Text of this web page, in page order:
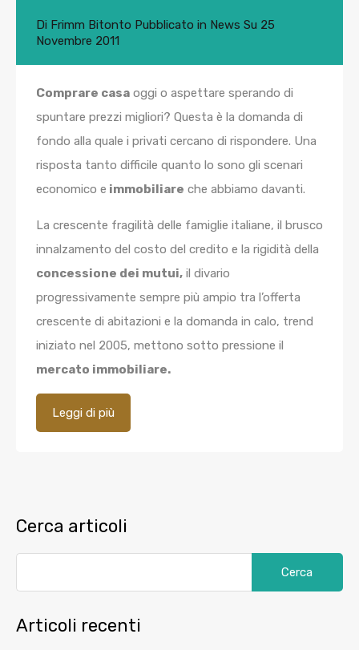
Di Frimm Bitonto Pubblicato in News Su 25
Novembre 2011
Comprare casa oggi o aspettare sperando di
spuntare prezzi migliori? Questa è la domanda di
fondo alla quale i privati cercano di rispondere. Una
risposta tanto difficile quanto lo sono gli scenari
economico e immobiliare che abbiamo davanti.
La crescente fragilità delle famiglie italiane, il brusco
innalzamento del costo del credito e la rigidità della
concessione dei mutui, il divario
progressivamente sempre più ampio tra l’offerta
crescente di abitazioni e la domanda in calo, trend
iniziato nel 2005, mettono sotto pressione il
mercato immobiliare.
Leggi di più
Cerca articoli
Articoli recenti